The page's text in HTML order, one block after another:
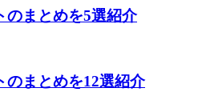
のまとめを5選紹介
のまとめを12選紹介